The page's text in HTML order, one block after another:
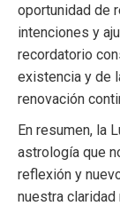
oportunidad de
intenciones y
recordatorio
existencia y de
renovación
En resumen, la
astrología que
reflexión y
nuestra